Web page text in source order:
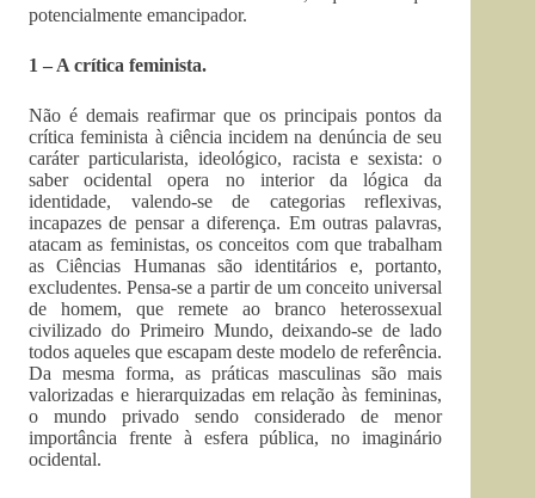
potencialmente emancipador.
1 – A crítica feminista.
Não é demais reafirmar que os principais pontos da
crítica feminista à ciência incidem na denúncia de seu
caráter particularista, ideológico, racista e sexista: o
saber ocidental opera no interior da lógica da
identidade, valendo-se de categorias reflexivas,
incapazes de pensar a diferença. Em outras palavras,
atacam as feministas, os conceitos com que trabalham
as Ciências Humanas são identitários e, portanto,
excludentes. Pensa-se a partir de um conceito universal
de homem, que remete ao branco heterossexual
civilizado do Primeiro Mundo, deixando-se de lado
todos aqueles que escapam deste modelo de referência.
Da mesma forma, as práticas masculinas são mais
valorizadas e hierarquizadas em relação às femininas,
o mundo privado sendo considerado de menor
importância frente à esfera pública, no imaginário
ocidental.